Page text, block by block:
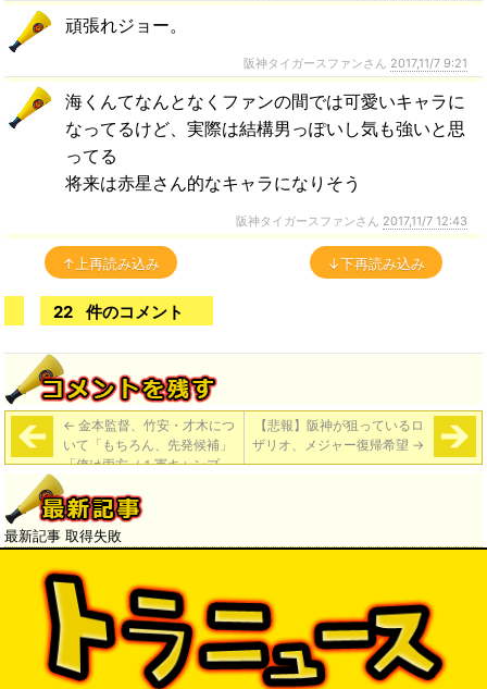
頑張れジョー。
阪神タイガースファンさん 2017,11/7 9:21
海くんてなんとなくファンの間では可愛いキャラに
なってるけど、実際は結構男っぽいし気も強いと思
ってる
将来は赤星さん的なキャラになりそう
阪神タイガースファンさん 2017,11/7 12:43
↑上再読み込み ↓下再読み込み
22 件のコメント
← 金本監督、竹安・才木につ
いて「もちろん、先発候補」
「俺は両方（１軍キャンプ
に）連れていきたいけどね」
【悲報】阪神が狙っているロ
ザリオ、メジャー復帰希望 →
最新記事 取得失敗